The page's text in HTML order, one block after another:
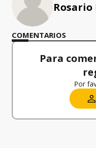
COMENTARIOS
Para
Por